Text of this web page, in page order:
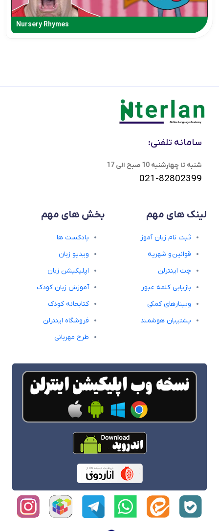
Nursery Rhymes
سامانه تلفنی:
شنبه تا چهارشنبه 10 صبح الی 17
021-82802399
لینک های مهم
ثبت نام زبان آموز
قوانین و شهریه
چت اینترلن
بازیابی کلمه عبور
وبینارهای کمکی
پشتیبان هوشمند
بخش های مهم
پادکست ها
ویدیو زبان
اپلیکیشن زبان
آموزش زبان کودک
کتابخانه کودک
فروشگاه اینترلن
طرح مهربانی